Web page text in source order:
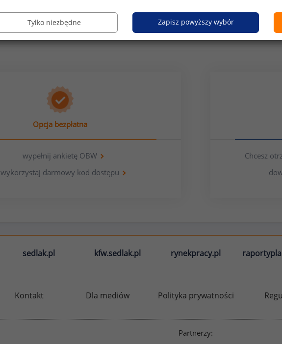
Jak uzyskać dostęp do raportu?
Opcja bezpłatna
wypełnij ankietę OBW
wykorzystaj darmowy kod dostępu
Chcesz
sedlak.pl kfw.sedlak.pl rynekpracy.pl
Kontakt Dla mediów Polityka prywatności
Partnerzy:
Tylko niezbędne Zapisz powyższy wybór